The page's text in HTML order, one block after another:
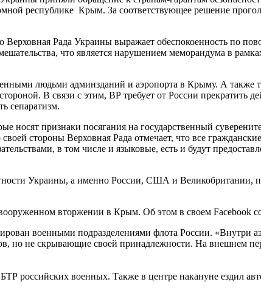
республике Крым. За соответствующее решение
Верховная Рада Украины выражает обеспокоенность по
что является нарушением меморандума в
людьми админзданий и аэропорта в Крыму. А также
В связи с этим, ВР требует от России прекратить
сепаратизм.
носят признаки посягания на государственный
стороны Верховная Рада отмечает, что все
в том числе и языковые, есть и будут
Украины, а именно России, США и Великобритании,
вторжении в Крым. Об этом в своем Facebook
военными подразделениями флота России. «Внутри
но не скрывающие своей принадлежности. На внешнем
российских военных. Также в центре накануне ездил